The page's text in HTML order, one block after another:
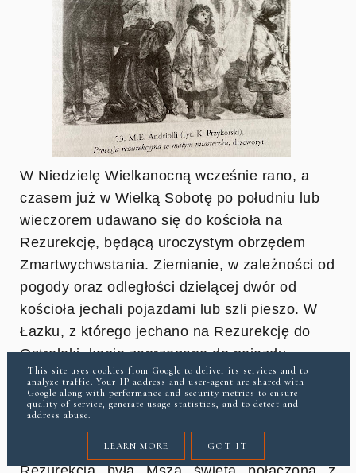
W Niedzielę Wielkanocną wcześnie rano, a
czasem już w Wielką Sobotę po południu lub
wieczorem udawano się do kościoła na
Rezurekcję, będącą uroczystym obrzędem
Zmartwychwstania. Ziemianie, w zależności od
pogody oraz odległości dzielącej dwór od
kościoła jechali pojazdami lub szli pieszo. W
Łazku, z którego jechano na Rezurekcję do
Ostrołęki, konie zaprzęgano do pojazdu
stosownego do ilości jadących osób. Mogła to
być kareta, jeden lub dwa powozy, wolant i
amerykan.
This site uses cookies from Google to deliver its services and to
analyze traffic. Your IP address and user-agent are shared with
Google along with performance and security metrics to ensure
quality of service, generate usage statistics, and to detect and
address abuse.
LEARN MORE GOT IT